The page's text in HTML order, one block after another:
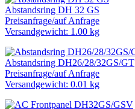
Abstandsring DH 32 GS
Preisanfrage/auf Anfrage
Versandgewicht: 1.00 kg
Abstandsring DH26/28/32GS/GT
Preisanfrage/auf Anfrage
Versandgewicht: 0.01 kg